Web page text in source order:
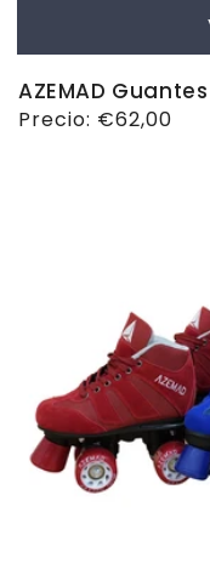
AZEMAD
Precio
Precio: €62,00